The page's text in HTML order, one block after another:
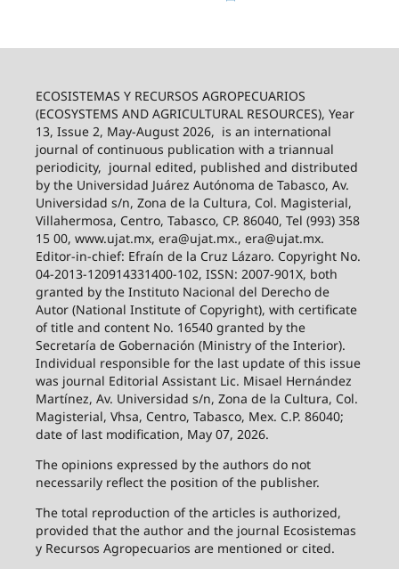
ECOSISTEMAS Y RECURSOS AGROPECUARIOS
(ECOSYSTEMS AND AGRICULTURAL RESOURCES), Year
13, Issue 2, May-August 2026, is an international
journal of continuous publication with a triannual
periodicity, journal edited, published and distributed
by the Universidad Juárez Autónoma de Tabasco, Av.
Universidad s/n, Zona de la Cultura, Col. Magisterial,
Villahermosa, Centro, Tabasco, CP. 86040, Tel (993) 358
15 00, www.ujat.mx, era@ujat.mx., era@ujat.mx.
Editor-in-chief: Efraín de la Cruz Lázaro. Copyright No.
04-2013-120914331400-102, ISSN: 2007-901X, both
granted by the Instituto Nacional del Derecho de
Autor (National Institute of Copyright), with certificate
of title and content No. 16540 granted by the
Secretaría de Gobernación (Ministry of the Interior).
Individual responsible for the last update of this issue
was journal Editorial Assistant Lic. Misael Hernández
Martínez, Av. Universidad s/n, Zona de la Cultura, Col.
Magisterial, Vhsa, Centro, Tabasco, Mex. C.P. 86040;
date of last modification, May 07, 2026.
The opinions expressed by the authors do not
necessarily reflect the position of the publisher.
The total reproduction of the articles is authorized,
provided that the author and the journal Ecosistemas
y Recursos Agropecuarios are mentioned or cited.